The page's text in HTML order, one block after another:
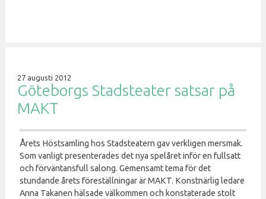
27 augusti 2012
Göteborgs Stadsteater satsar på
MAKT
Årets Höstsamling hos Stadsteatern gav verkligen mersmak.
Som vanligt presenterades det nya spelåret inför en fullsatt
och förväntansfull salong. Gemensamt tema för det
stundande årets föreställningar är MAKT. Konstnärlig ledare
Anna Takanen hälsade välkommen och konstaterade stolt